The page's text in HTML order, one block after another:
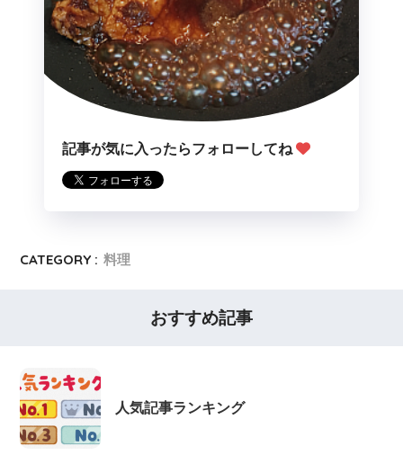
記事が気に入ったらフォローしてね
CATEGORY : 料理
おすすめ記事
人気記事ランキング